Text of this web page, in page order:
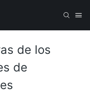
de los
de